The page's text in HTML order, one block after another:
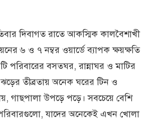
দিবাগত রাতে আকস্মিক কালবৈশাখী
৬ ও ৭ নম্বর ওয়ার্ডে ব্যাপক ক্ষয়ক্ষতি
পরিবারের বসতঘর, রান্নাঘর ও মাটির
তীব্রতায় অনেক ঘরের টিন ও
গাছপালা উপড়ে পড়ে। সবচেয়ে বেশি
পরিবারগুলো, যাদের অনেকেই এখন খোলা